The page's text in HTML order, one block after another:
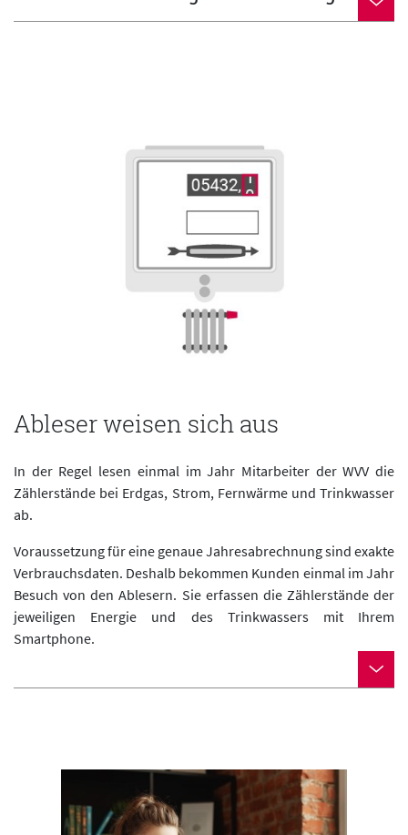
Ableser weisen sich aus
In der Regel lesen einmal im Jahr Mitarbeiter der WVV die
Zählerstände bei Erdgas, Strom, Fernwärme und Trinkwasser
ab.
Voraussetzung für eine genaue Jahresabrechnung sind exakte
Verbrauchsdaten. Deshalb bekommen Kunden einmal im Jahr
Besuch von den Ablesern. Sie erfassen die Zählerstände der
jeweiligen Energie und des Trinkwassers mit Ihrem
Smartphone.